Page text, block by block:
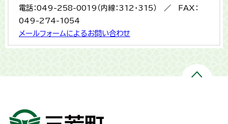
電話：049-258-0019（内線：312・315） ／ FAX：
049-274-1054
メールフォームによるお問い合わせ